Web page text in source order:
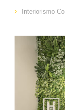
Interiorismo